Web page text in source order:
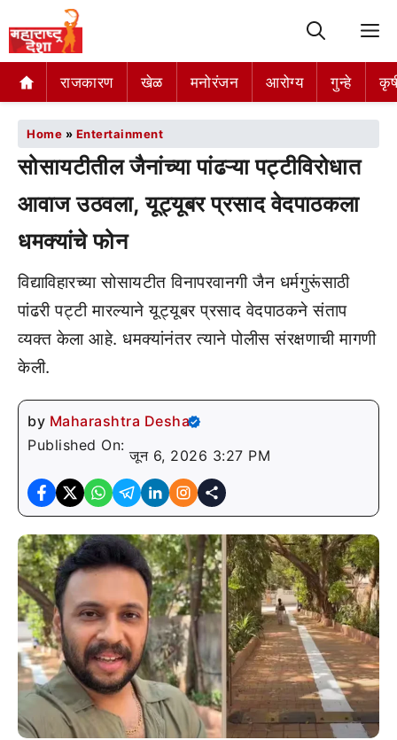
राजकारण खेळ मनोरंजन आरोग्य गुन्हे
Home » Entertainment
सोसायटीतील जैनांच्या पांढऱ्या पट्टीविरोधात
आवाज उठवला, यूट्यूबर प्रसाद वेदपाठकला
धमक्यांचे फोन
विद्याविहारच्या सोसायटीत विनापरवानगी जैन धर्मगुरूंसाठी
पांढरी पट्टी मारल्याने यूट्यूबर प्रसाद वेदपाठकने संताप
व्यक्त केला आहे. धमक्यांनंतर त्याने पोलीस संरक्षणाची मागणी
केली.
by Maharashtra Desha
Published On:
जून 6, 2026 3:27 PM